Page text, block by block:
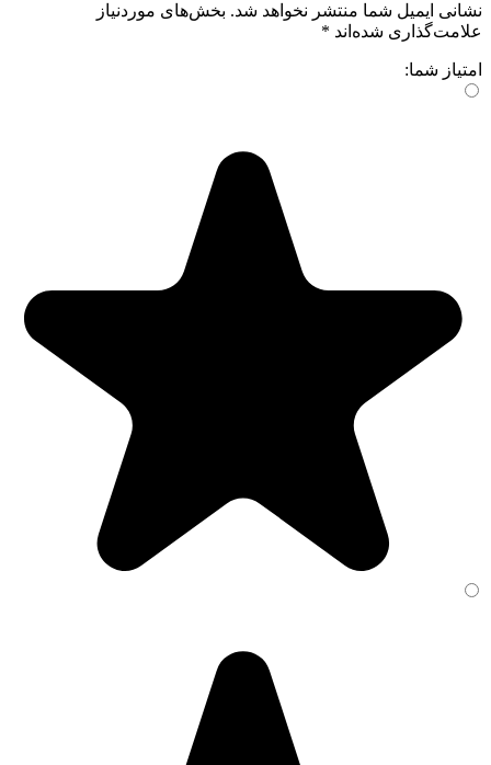
نشانی ایمیل شما منتشر نخواهد شد. بخش‌های موردنیاز
علامت‌گذاری شده‌اند *
امتیاز شما: